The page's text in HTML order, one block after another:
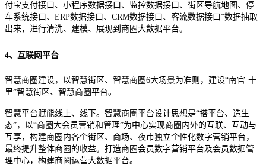
付宝支付接口、小程序数据接口、监控数据接口、街区导航地图、停
车系统接口、ERP数据接口、CRM数据接口、客流数据接口”数据抽取
出来，进行清洗、建模、展现到商圈大数据平台。
4、互联网平台
智慧商圈建设，以智慧街区、智慧商圈6大场景为准则，建设“南官·十
里”智慧街区、智慧商圈平台。
智慧平台赋能线上、线下。智慧商圈平台设计思想是“搭平台、造生
态”，以“商圈大会员营销和管理”为中心实现商圈内外的互联、互动与
互享，构建商圈内各个街区、商场、夜市独立个性化数字营销平台，
最终提升整体商圈的收益。打造商圈会员数字营销平台及会员数据管
理中心，构建商圈运营大数据平台。